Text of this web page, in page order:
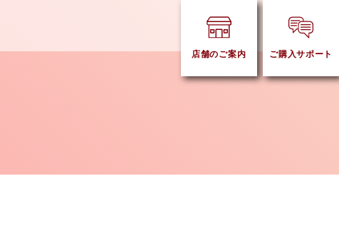
店舗のご案内 ご購入サポート